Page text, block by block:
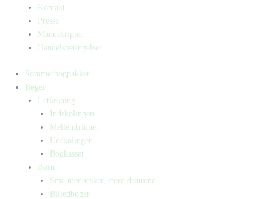
Kontakt
Presse
Manuskripter
Handelsbetingelser
Sommerbogpakker
Bøger
Letlæsning
Indskolingen
Mellemtrinnet
Udskolingen
Bogkasser
Børn
Små mennesker, store drømme
Billedbøger